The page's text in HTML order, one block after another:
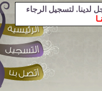
لدينا. لتسجيل الرجاء